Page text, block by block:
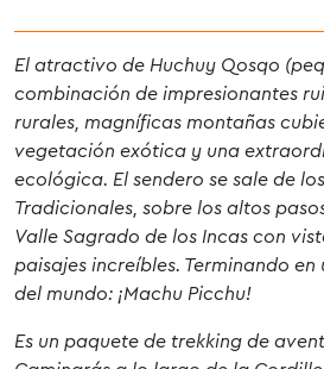
El atractivo de Huchuy Qosqo
combinación de impresionantes
rurales, magníficas montañas
vegetación exótica y una
ecológica. El sendero se sale de
Tradicionales, sobre los altos
Valle Sagrado de los Incas con
paisajes increíbles. Terminando
del mundo: ¡Machu Picchu!
Es un paquete de trekking de